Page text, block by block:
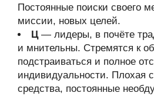
Постоянные поиски своего
миссии, новых целей.
Ц— лидеры, в почёте
и мнительны. Стремятся к
подстраиваться и полное
индивидуальности. Плохая
средства, постоянные